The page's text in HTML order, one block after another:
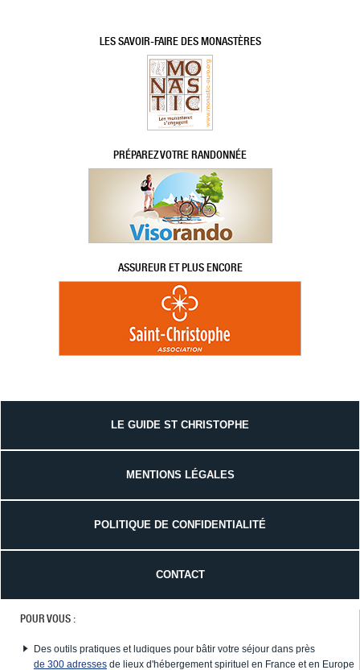
LES SAVOIR-FAIRE DES MONASTÈRES
PRÉPAREZ VOTRE RANDONNÉE
ASSUREUR ET PLUS ENCORE
LE GUIDE ST CHRISTOPHE
MENTIONS LÉGALES
POLITIQUE DE CONFIDENTIALITÉ
CONTACT
POUR VOUS :
Des outils pratiques et ludiques pour bâtir votre séjour dans près
de 300 adresses de lieux d'hébergement spirituel en France et en Europe